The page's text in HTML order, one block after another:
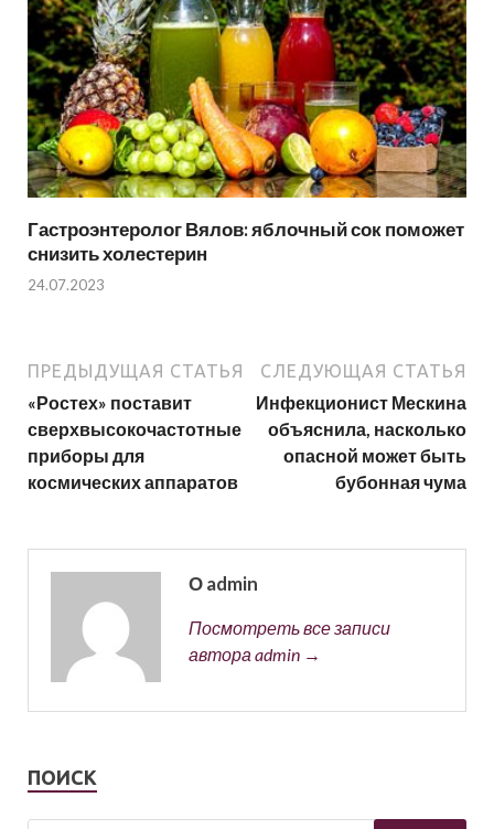
Гастроэнтеролог Вялов: яблочный сок поможет
снизить холестерин
24.07.2023
ПРЕДЫДУЩАЯ СТАТЬЯ
«Ростех» поставит
сверхвысокочастотные
приборы для
космических аппаратов
СЛЕДУЮЩАЯ СТАТЬЯ
Инфекционист Мескина
объяснила, насколько
опасной может быть
бубонная чума
О admin
Посмотреть все записи
автора admin →
ПОИСК